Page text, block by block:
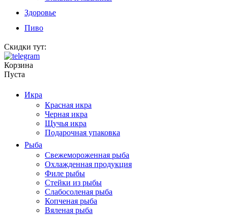
Здоровье
Пиво
Скидки тут:
Корзина
Пуста
Икра
Красная икра
Черная икра
Щучья икра
Подарочная упаковка
Рыба
Свежемороженная рыба
Охлажденная продукция
Филе рыбы
Стейки из рыбы
Слабосоленая рыба
Копченая рыба
Вяленая рыба